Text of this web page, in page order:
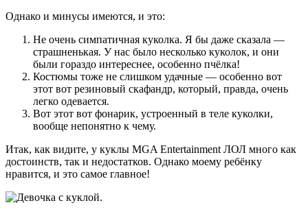
Однако и минусы имеются, и это:
Не очень симпатичная куколка. Я бы даже сказала —
страшненькая. У нас было несколько куколок, и они
были гораздо интереснее, особенно пчёлка!
Костюмы тоже не слишком удачные — особенно вот
этот вот резиновый скафандр, который, правда, очень
легко одевается.
Вот этот вот фонарик, устроенный в теле куколки,
вообще непонятно к чему.
Итак, как видите, у куклы MGA Entertainment ЛОЛ много как
достоинств, так и недостатков. Однако моему ребёнку
нравится, и это самое главное!